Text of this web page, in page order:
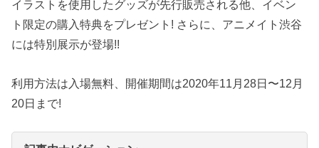
イラストを使用したグッズが先行販売される他、イベン
ト限定の購入特典をプレゼント! さらに、アニメイト渋谷
には特別展示が登場!!
利用方法は入場無料、開催期間は2020年11月28日〜12月
20日まで!